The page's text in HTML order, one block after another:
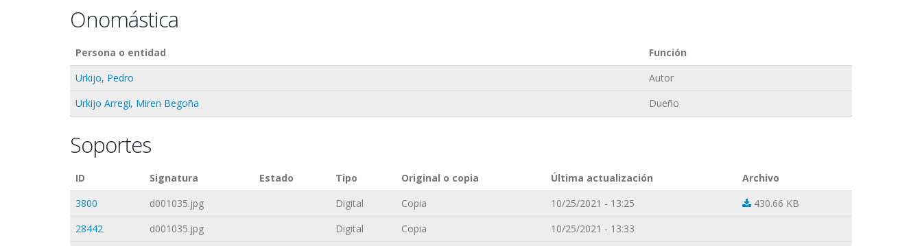
Onomástica
Persona o entidad
Función
Urkijo, Pedro
Autor
Urkijo Arregi, Miren Begoña
Dueño
Soportes
ID Signatura Estado Tipo Original o copia Última actualización
Archivo
3800
d001035.jpg Digital Copia 10/25/2021 - 13:25
430.66 KB
28442
d001035.jpg Digital Copia
10/25/2021 - 13:33